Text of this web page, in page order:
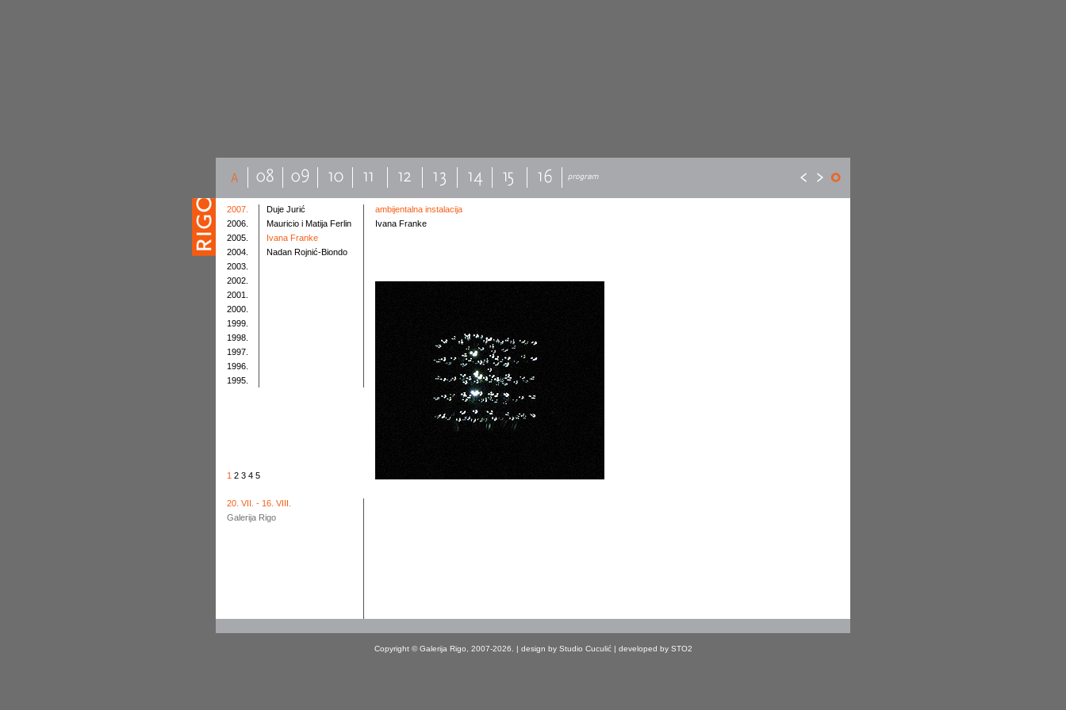
2007.
2006.
2005.
2004.
2003.
2002.
2001.
2000.
1999.
1998.
1997.
1996.
1995.
Duje Jurić
Mauricio i Matija Ferlin
Ivana Franke
Nadan Rojnić-Biondo
1 2 3 4 5
ambijentalna instalacija
Ivana Franke
20. VII. - 16. VIII.
Galerija Rigo
Copyright © Galerija Rigo, 2007-2026. | design by Studio Cuculić| developed by STO2